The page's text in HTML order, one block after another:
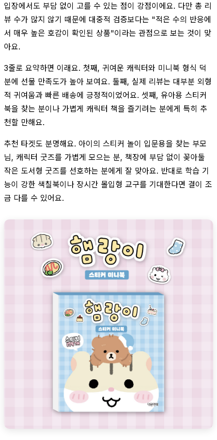
입장에서도 부담 없이 고를 수 있는 점이 강점이에요. 다만 총 리
뷰 수가 많지 않기 때문에 대중적 검증보다는 "적은 수의 반응에
서 매우 높은 호감이 확인된 상품"이라는 관점으로 보는 것이 맞
아요.
3줄로 요약하면 이래요. 첫째, 귀여운 캐릭터와 미니북 형식 덕
분에 선물 만족도가 높아 보여요. 둘째, 실제 리뷰는 대부분 외형
적 귀여움과 빠른 배송에 긍정적이었어요. 셋째, 유아용 스티커
북을 찾는 분이나 가볍게 캐릭터 책을 즐기려는 분에게 특히 추
천할 만해요.
추천 타겟도 분명해요. 아이의 스티커 놀이 입문용을 찾는 부모
님, 캐릭터 굿즈를 가볍게 모으는 분, 책장에 부담 없이 꽂아둘
작은 도서형 굿즈를 선호하는 분에게 잘 맞아요. 반대로 학습 기
능이 강한 색칠북이나 장시간 몰입형 교구를 기대한다면 결이 조
금 다를 수 있어요.